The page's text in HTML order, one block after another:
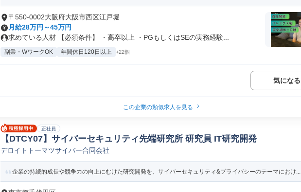
〒550-0002大阪府大阪市西区江戸堀
月給28万円～45万円
求めている人材 【必須条件】 ・高卒以上 ・PGもしくはSEの実務経験...
副業・WワークOK 年間休日120日以上 +22個
気になる
この企業の類似求人を見る
正社員
【DTCY07】サイバーセキュリティ先端研究所 研究員 IT研究開発
デロイトトーマツサイバー合同会社
企業の持続的成長や競争力の向上にむけた研究開発を、サイバーセキュリティ&プライバシーのテーマにおけ...